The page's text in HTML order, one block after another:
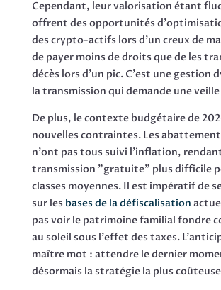
Cependant, leur valorisation étant
offrent des opportunités
des crypto-actifs lors d'un creux de
de payer moins de droits que de les
décès lors d'un pic. C'est une gestion
la transmission qui demande une
De plus, le contexte budgétaire de
nouvelles contraintes. Les
n'ont pas tous suivi l'inflation,
transmission "gratuite" plus difficile
classes moyennes. Il est impératif de
sur les bases de la défiscalisation
pas voir le patrimoine familial fondre
au soleil sous l'effet des taxes.
maître mot : attendre le dernier
désormais la stratégie la plus